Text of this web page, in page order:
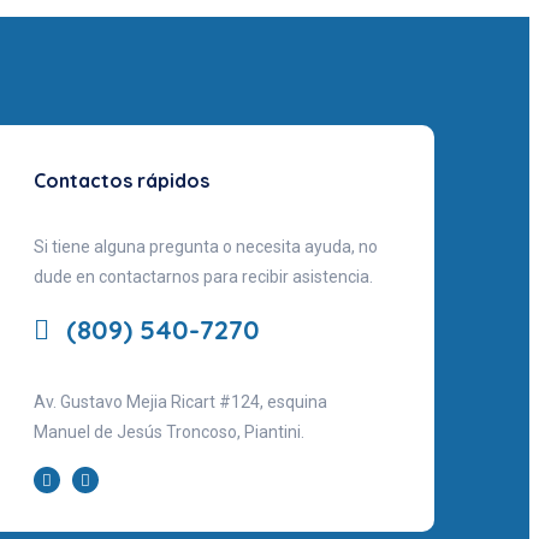
Contactos rápidos
Si tiene alguna pregunta o necesita ayuda, no
dude en contactarnos para recibir asistencia.
(809) 540-7270
Av. Gustavo Mejia Ricart #124, esquina
Manuel de Jesús Troncoso, Piantini.